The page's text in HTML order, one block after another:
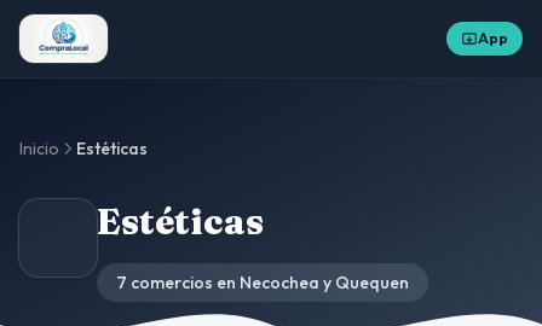
App
Inicio Estéticas
Estéticas
7 comercios en Necochea y Quequen